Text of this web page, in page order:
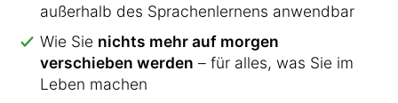
außerhalb des Sprachenlernens anwendbar
Wie Sie nichts mehr auf morgen
verschieben werden – für alles, was Sie im
Leben machen